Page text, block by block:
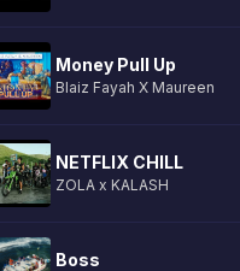
Money Pull Up
Blaiz Fayah X Maureen
NETFLIX CHILL
ZOLA x KALASH
Boss